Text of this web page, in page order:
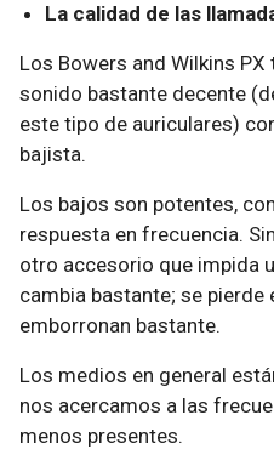
La calidad de las
Los Bowers and Wilkins
sonido bastante decente
este tipo de auriculares)
bajista.
Los bajos son potentes,
respuesta en frecuencia.
otro accesorio que impida
cambia bastante; se
emborronan bastante.
Los medios en general
nos acercamos a las
menos presentes.